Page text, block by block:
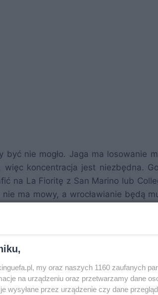
nie mogło. Jaga ma losowanie
więc koncentracja jest niezbędna.
na La Fioritę z San Marino lub
ma mowy, a wrocławianie będą
rywale w większości też dostali
i to głównie z uwagi na trudne
my oraz naszych 1160 zaufanych
na urządzeniu oraz przetwarzamy dane
wysyłane przez urządzenie czy dane